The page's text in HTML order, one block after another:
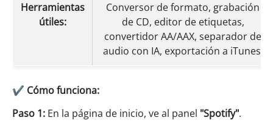
Herramientas
útiles:
Conversor de formato, grabación
de CD, editor de etiquetas,
convertidor AA/AAX, separador de
audio con IA, exportación a iTunes.
✔ Cómo funciona:
Paso 1: En la página de inicio, ve al panel "Spotify".